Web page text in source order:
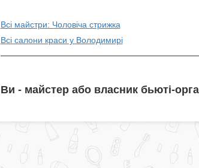
Всі майстри: Чоловіча стрижка
Всі салони краси у Володимирі
Ви - майстер або власник бьюті-